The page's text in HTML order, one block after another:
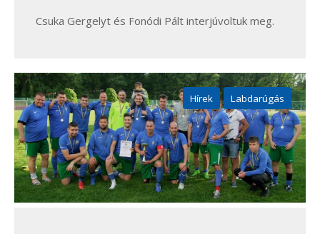
Csuka Gergelyt és Fonódi Pált interjúvoltuk meg.
Hírek Labdarúgás